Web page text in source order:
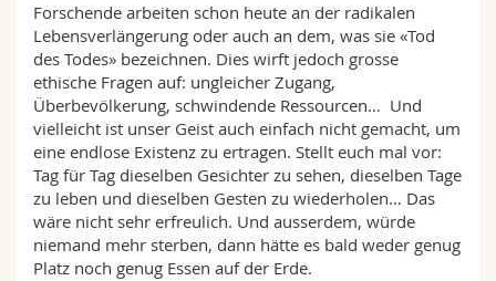
Forschende arbeiten schon heute an der radikalen
Lebensverlängerung oder auch an dem, was sie «Tod
des Todes» bezeichnen. Dies wirft jedoch grosse
ethische Fragen auf: ungleicher Zugang,
Überbevölkerung, schwindende Ressourcen… Und
vielleicht ist unser Geist auch einfach nicht gemacht, um
eine endlose Existenz zu ertragen. Stellt euch mal vor:
Tag für Tag dieselben Gesichter zu sehen, dieselben Tage
zu leben und dieselben Gesten zu wiederholen… Das
wäre nicht sehr erfreulich. Und ausserdem, würde
niemand mehr sterben, dann hätte es bald weder genug
Platz noch genug Essen auf der Erde.